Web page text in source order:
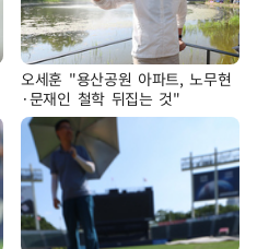
오세훈 "용산공원 아파트, 노무현
·문재인 철학 뒤집는 것"